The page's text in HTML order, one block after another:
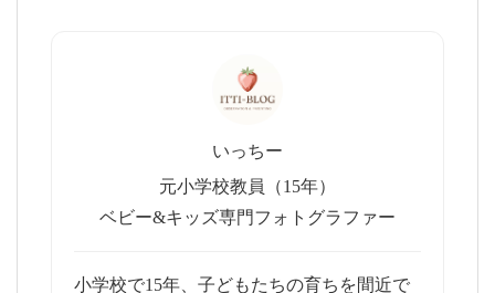
いっちー
元小学校教員（15年）
ベビー&キッズ専門フォトグラファー
小学校で15年、子どもたちの育ちを間近で